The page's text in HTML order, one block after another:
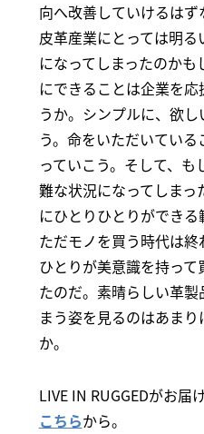
向へ改善していけるはず
皮革産業にとっては明
になってしまったのか
にできることは企業を
うか。シンプルに、欲
う。命をいただいてい
っていこう。そして、
難な状況になってしま
にひとりひとりができる
ただモノを買う時代は
ひとりが美意識を持っ
たのだ。素晴らしい革
まう姿を見るのはあま
か。
LIVE IN RUGGEDがお届
こちらから。